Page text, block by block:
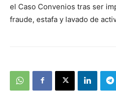
el Caso Convenios tras ser
fraude, estafa y lavado de